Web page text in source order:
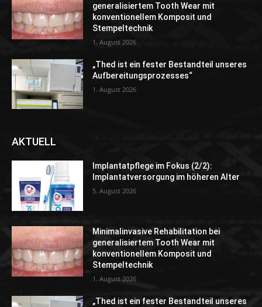
generalisiertem Tooth Wear mit
konventionellem Komposit und
Stempeltechnik
1. August 2026
„Thed ist ein fester Bestandteil unseres
Aufbereitungsprozesses“
1. August 2026
AKTUELL
Implantatpflege im Fokus (2/2):
Implantatversorgung im höheren Alter
5. August 2026
Minimalinvasive Rehabilitation bei
generalisiertem Tooth Wear mit
konventionellem Komposit und
Stempeltechnik
1. August 2026
„Thed ist ein fester Bestandteil unseres